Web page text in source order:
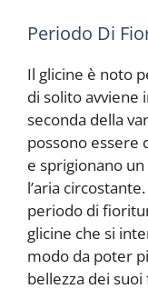
Periodo Di
Il glicine è noto
di solito avviene
seconda della
possono essere
e sprigionano
l’aria
periodo di
glicine che si
modo da poter
bellezza dei